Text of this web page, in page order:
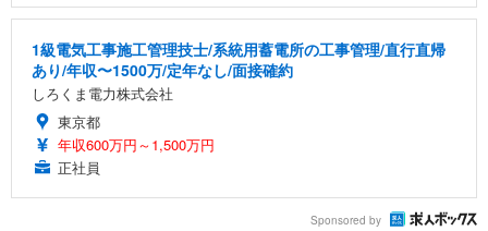
1級電気工事施工管理技士/系統用蓄電所の工事管理/直行直帰
あり/年収〜1500万/定年なし/面接確約
しろくま電力株式会社
東京都
年収600万円～1,500万円
正社員
Sponsored by